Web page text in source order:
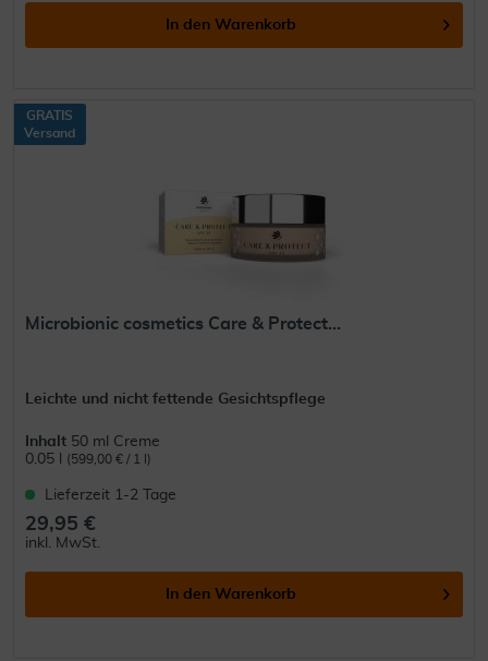
In den Warenkorb
GRATIS
Versand
Microbionic cosmetics Care & Protect...
Leichte und nicht fettende Gesichtspflege
Inhalt 50 ml Creme
0.05 l
(599,00 € / 1 l)
Lieferzeit 1-2 Tage
29,95 €
inkl. MwSt.
In den Warenkorb